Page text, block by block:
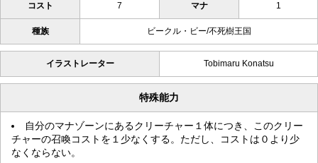
コスト 7 マナ 1
種族 ビークル・ビー/不死樹王国
イラストレーター Tobimaru Konatsu
特殊能力
自分のマナゾーンにあるクリーチャー１体につき、このクリー
チャーの召喚コストを１少なくする。ただし、コストは０より少
なくならない。